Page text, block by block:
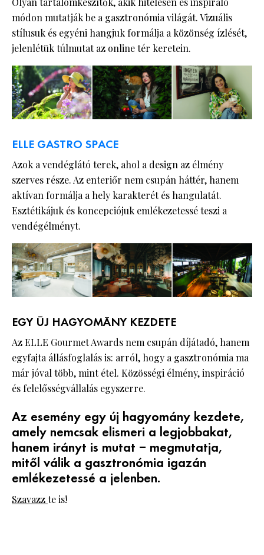
módon mutatják be a gasztronómia világát. Vizuális
stílusuk és egyéni hangjuk formálja a közönség ízlését,
jelenlétük túlmutat az online tér keretein.
ELLE GASTRO SPACE
Azok a vendéglátó terek, ahol a design az élmény
szerves része. Az enteriőr nem csupán háttér, hanem
aktívan formálja a hely karakterét és hangulatát.
Esztétikájuk és koncepciójuk emlékezetessé teszi a
vendégélményt.
EGY ÚJ HAGYOMÁNY KEZDETE
Az ELLE Gourmet Awards nem csupán díjátadó, hanem
egyfajta állásfoglalás is: arról, hogy a gasztronómia ma
már jóval több, mint étel. Közösségi élmény, inspiráció
és felelősségvállalás egyszerre.
Az esemény egy új hagyomány kezdete,
amely nemcsak elismeri a legjobbakat,
hanem irányt is mutat – megmutatja,
mitől válik a gasztronómia igazán
emlékezetessé a jelenben.
Szavazzte is!